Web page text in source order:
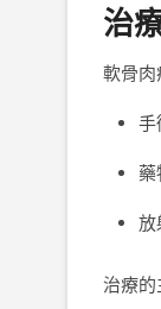
治
軟骨肉
手
藥
放
治療的